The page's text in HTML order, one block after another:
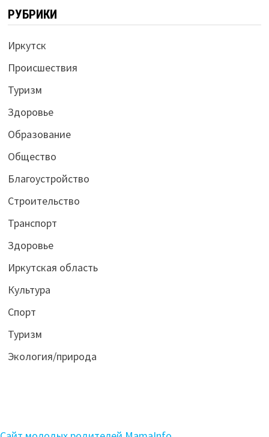
РУБРИКИ
Иркутск
Происшествия
Туризм
Здоровье
Образование
Общество
Благоустройство
Строительство
Транспорт
Здоровье
Иркутская область
Культура
Спорт
Туризм
Экология/природа